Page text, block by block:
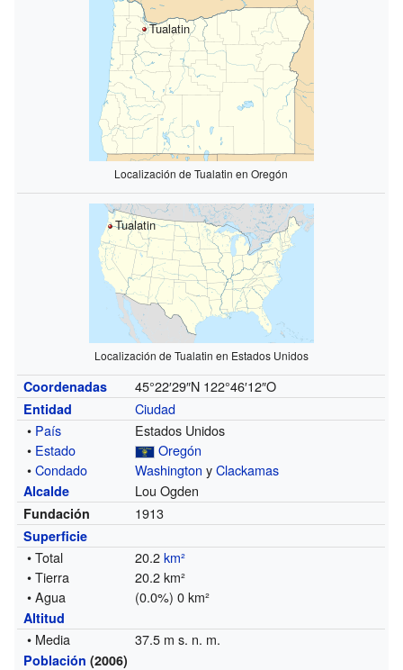
Tualatin
Localización de Tualatin en Oregón
Tualatin
Localización de Tualatin en Estados Unidos
Coordenadas 45°22′29″N 122°46′12″O
Entidad
Ciudad
• País
Estados Unidos
• Estado
Oregón
•Condado Washington yClackamas
Alcalde Lou Ogden
Fundación 1913
Superficie
• Total 20.2km²
• Tierra
20.2 km²
• Agua
(0.0%) 0 km²
Altitud
• Media 37.5 m s. n. m.
Población (2006)